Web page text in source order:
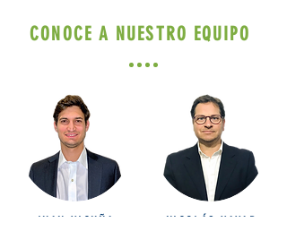
CONOCE A NUESTRO EQUIPO
JUAN VICUÑA NICOLÁS YAVAR